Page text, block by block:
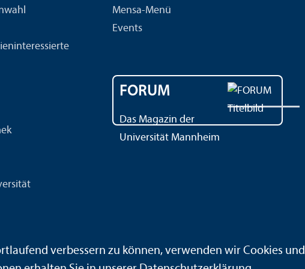
Mensa-Menü
Events
FORUM
Das Magazin der
Universität Mannheim
verbessern zu können, verwenden wir Cookies und